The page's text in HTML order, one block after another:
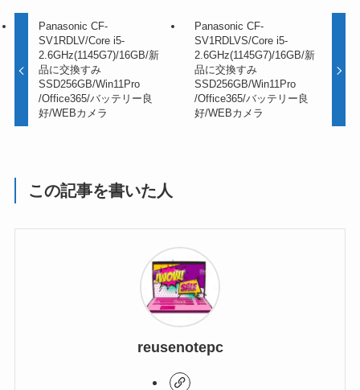
Panasonic CF-
SV1RDLV/Core i5-
2.6GHz(1145G7)/16GB/新
品に交換すみ
SSD256GB/Win11Pro
/Office365/バッテリー良
好/WEBカメラ
Panasonic CF-
SV1RDLVS/Core i5-
2.6GHz(1145G7)/16GB/新
品に交換すみ
SSD256GB/Win11Pro
/Office365/バッテリー良
好/WEBカメラ
この記事を書いた人
reusenotepc